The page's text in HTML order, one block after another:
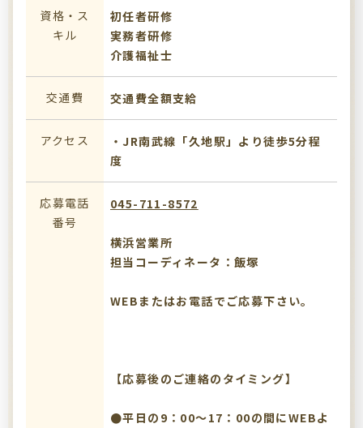
資格・ス
キル
初任者研修
実務者研修
介護福祉士
交通費 交通費全額支給
アクセス
・JR南武線「久地駅」より徒歩5分程
度
応募電話
番号
045-711-8572
横浜営業所
担当コーディネータ：飯塚
WEBまたはお電話でご応募下さい。
【応募後のご連絡のタイミング】
●平日の9：00～17：00の間にWEBよ